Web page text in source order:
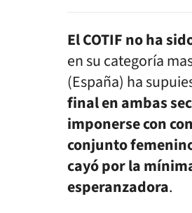
El COTIF no ha
en su categoría
(España) ha
final en ambas
imponerse con
conjunto
cayó por la
esperanzadora.